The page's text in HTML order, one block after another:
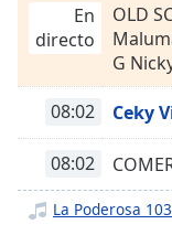
Playback
Chapters
Chapters
Descriptions
En
directo
OLD
G
08:02 Ceky
08:02
La Poderosa